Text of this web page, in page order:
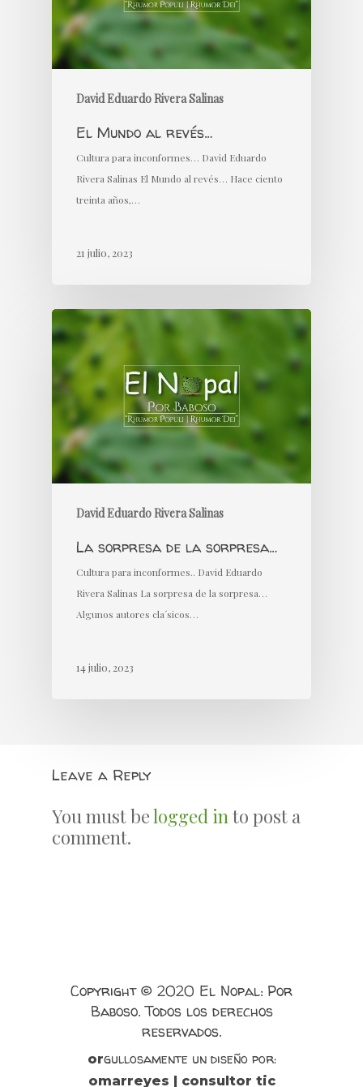
David Eduardo Rivera Salinas
El Mundo al revés…
Cultura para inconformes… David Eduardo
Rivera Salinas El Mundo al revés… Hace ciento
treinta años,…
21 julio, 2023
David Eduardo Rivera Salinas
La sorpresa de la sorpresa…
Cultura para inconformes.. David Eduardo
Rivera Salinas La sorpresa de la sorpresa…
Algunos autores cla´sicos…
14 julio, 2023
Leave a Reply
You must belogged into post a
comment.
Copyright © 2020 El Nopal: Por
Baboso. Todos los derechos
reservados.
orgullosamente un diseño por:
omarreyes | consultor tic